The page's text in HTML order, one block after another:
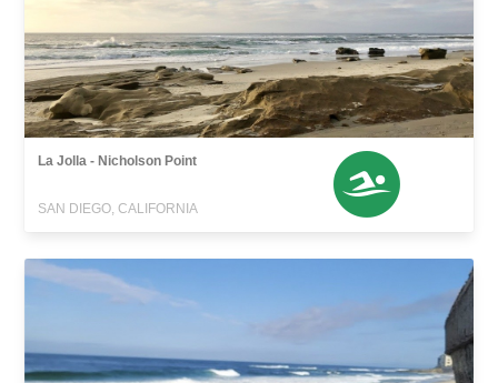
La Jolla - Nicholson Point
SAN DIEGO, CALIFORNIA